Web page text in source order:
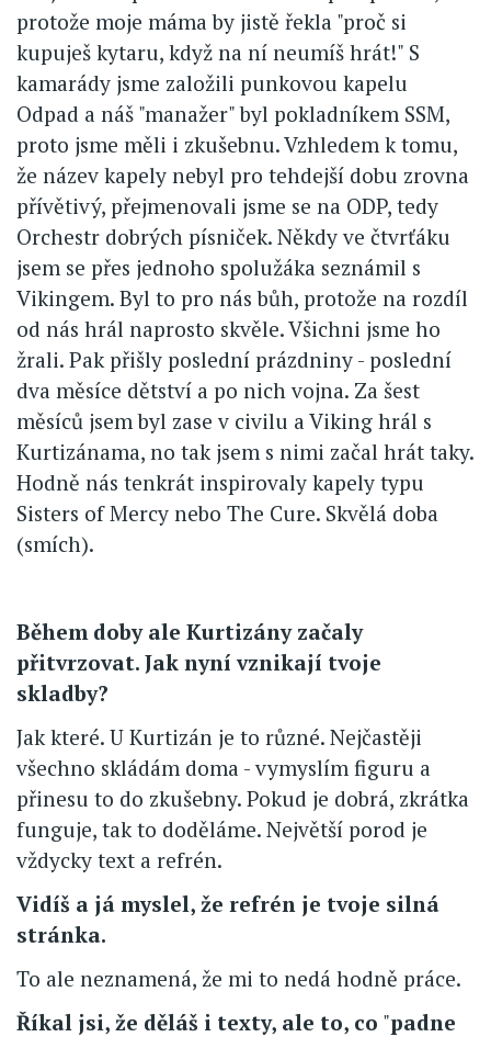
protože moje máma by jistě řekla "proč si
kupuješ kytaru, když na ní neumíš hrát!" S
kamarády jsme založili punkovou kapelu
Odpad a náš "manažer" byl pokladníkem SSM,
proto jsme měli i zkušebnu. Vzhledem k tomu,
že název kapely nebyl pro tehdejší dobu zrovna
přívětivý, přejmenovali jsme se na ODP, tedy
Orchestr dobrých písniček. Někdy ve čtvrťáku
jsem se přes jednoho spolužáka seznámil s
Vikingem. Byl to pro nás bůh, protože na rozdíl
od nás hrál naprosto skvěle. Všichni jsme ho
žrali. Pak přišly poslední prázdniny - poslední
dva měsíce dětství a po nich vojna. Za šest
měsíců jsem byl zase v civilu a Viking hrál s
Kurtizánama, no tak jsem s nimi začal hrát taky.
Hodně nás tenkrát inspirovaly kapely typu
Sisters of Mercy nebo The Cure. Skvělá doba
(smích).
Během doby ale Kurtizány začaly
přitvrzovat. Jak nyní vznikají tvoje
skladby?
Jak které. U Kurtizán je to různé. Nejčastěji
všechno skládám doma - vymyslím figuru a
přinesu to do zkušebny. Pokud je dobrá, zkrátka
funguje, tak to doděláme. Největší porod je
vždycky text a refrén.
Vidíš a já myslel, že refrén je tvoje silná
stránka.
To ale neznamená, že mi to nedá hodně práce.
Říkal jsi, že děláš i texty, ale to, co "padne